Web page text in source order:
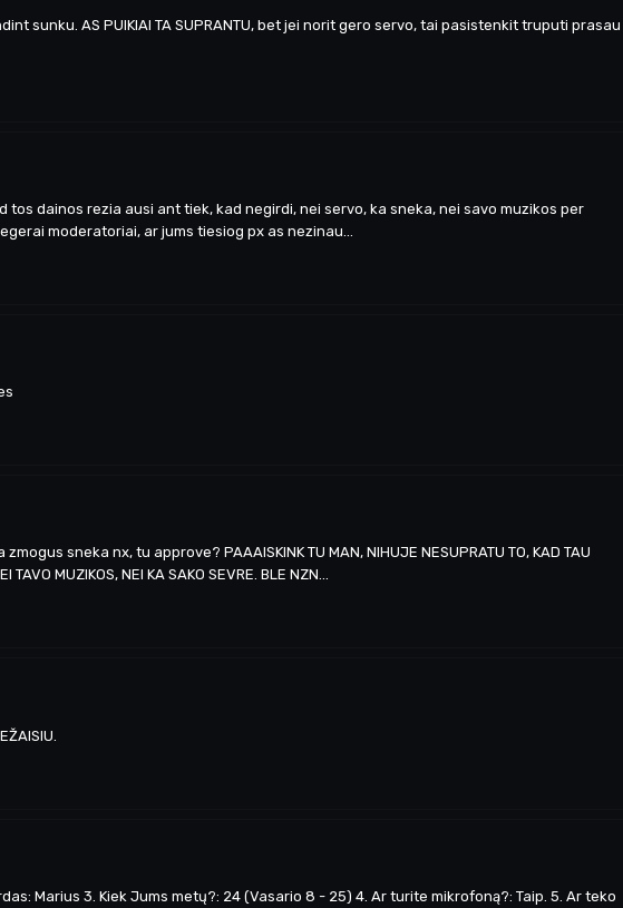
sunku. AS PUIKIAI TA SUPRANTU, bet jei norit gero servo, tai pasistenkit truputi prasau
dainos rezia ausi ant tiek, kad negirdi, nei servo, ka sneka, nei savo muzikos per
moderatoriai, ar jums tiesiog px as nezinau...
sneka nx, tu approve? PAAAISKINK TU MAN, NIHUJE NESUPRATU TO, KAD TAU
TAVO MUZIKOS, NEI KA SAKO SEVRE. BLE NZN...
Marius 3. Kiek Jums metų?: 24 (Vasario 8 - 25) 4. Ar turite mikrofoną?: Taip. 5. Ar teko